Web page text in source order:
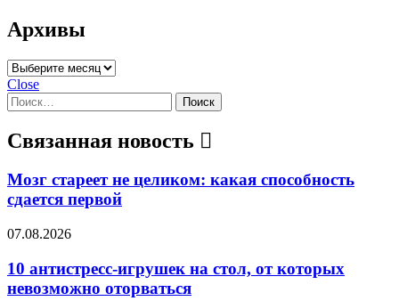
Архивы
Архивы
Close
Найти:
Связанная новость
Мозг стареет не целиком: какая способность
сдается первой
07.08.2026
10 антистресс-игрушек на стол, от которых
невозможно оторваться